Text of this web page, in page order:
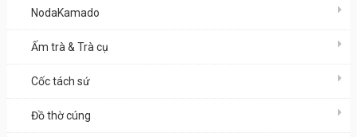
NodaKamado
Ấm trà & Trà cụ
Cốc tách sứ
Đồ thờ cúng